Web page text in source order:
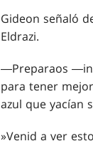
Gideon señaló
Eldrazi.
―Preparaos
para tener
azul que yacían
»Venid a ver